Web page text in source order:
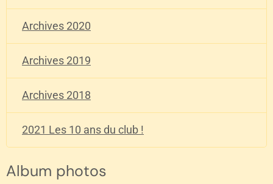
Archives 2020
Archives 2019
Archives 2018
2021 Les 10 ans du club !
Album photos